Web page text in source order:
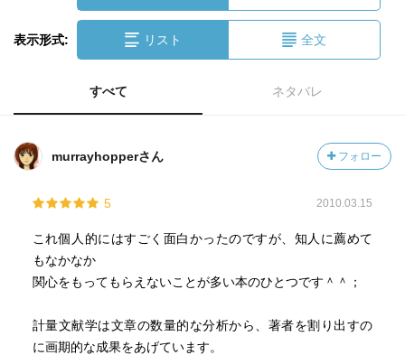
表示形式: リスト 全文
すべて ネタバレ
murrayhopperさん フォロー
5 2010.03.15
これ個人的にはすごく面白かったのですが、知人に薦めて
もなかなか
関心をもってもらえないことが多い本のひとつです＾＾；
計量文献学は文章の数量的な分析から、著者を割り出すの
に画期的な成果をあげています。